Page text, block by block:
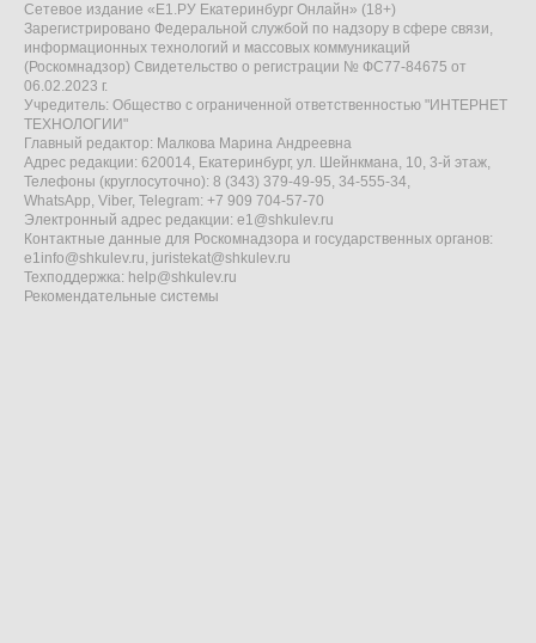
Сетевое издание «Е1.РУ Екатеринбург Онлайн» (18+)
Зарегистрировано Федеральной службой по надзору в сфере связи,
информационных технологий и массовых коммуникаций
(Роскомнадзор) Свидетельство о регистрации № ФС77-84675 от
06.02.2023 г.
Учредитель: Общество с ограниченной ответственностью "ИНТЕРНЕТ
ТЕХНОЛОГИИ"
Главный редактор: Малкова Марина Андреевна
Адрес редакции: 620014, Екатеринбург, ул. Шейнкмана, 10, 3-й этаж,
Телефоны (круглосуточно): 8 (343) 379-49-95, 34-555-34,
WhatsApp, Viber, Telegram: +7 909 704-57-70
Электронный адрес редакции: e1@shkulev.ru
Контактные данные для Роскомнадзора и государственных органов:
e1info@shkulev.ru, juristekat@shkulev.ru
Техподдержка: help@shkulev.ru
Рекомендательные системы